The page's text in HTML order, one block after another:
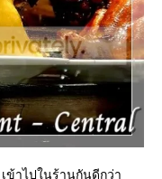
ข้าไปในร้านกันดีกว่า